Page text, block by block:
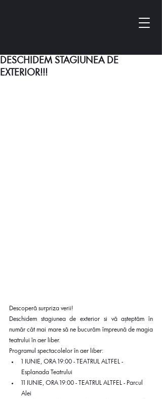
DESCHIDEM STAGIUNEA DE
EXTERIOR!!!
Descoperă surpriza verii!
Deschidem stagiunea de exterior si vă așteptăm în
număr cât mai mare să ne bucurăm împreună de magia
teatrului în aer liber.
Programul spectacolelor în aer liber:
1 IUNIE, ORA 19:00 - TEATRUL ALTFEL -
Esplanada Teatrului
11 IUNIE, ORA 19:00 - TEATRUL ALTFEL - Parcul
Alei